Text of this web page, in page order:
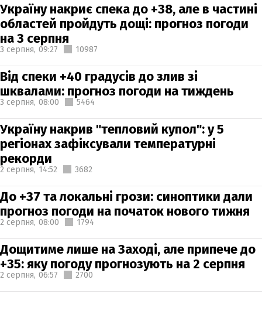
Україну накриє спека до +38, але в частині
областей пройдуть дощі: прогноз погоди
на 3 серпня
3 серпня, 09:27 10987
Від спеки +40 градусів до злив зі
шквалами: прогноз погоди на тиждень
3 серпня, 08:00 5464
Україну накрив "тепловий купол": у 5
регіонах зафіксували температурні
рекорди
2 серпня, 14:52 3682
До +37 та локальні грози: синоптики дали
прогноз погоди на початок нового тижня
2 серпня, 08:00 1794
Дощитиме лише на Заході, але припече до
+35: яку погоду прогнозують на 2 серпня
2 серпня, 06:57 2700